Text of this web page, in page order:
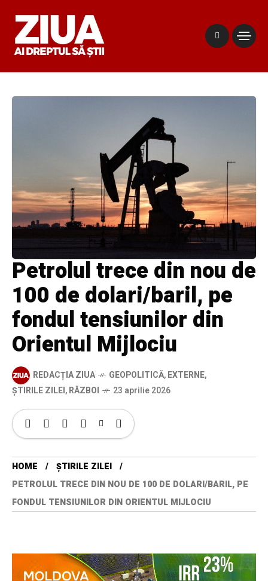
Petrolul trece din nou de
100 de dolari/baril, pe
fondul tensiunilor din
Orientul Mijlociu
REDACȚIA ZIUA GEOPOLITICĂ,EXTERNE,
ȘTIRILE ZILEI,RĂZBOI 23 aprilie 2026
HOME
ȘTIRILE ZILEI
PETROLUL TRECE DIN NOU DE 100 DE DOLARI/BARIL, PE
FONDUL TENSIUNILOR DIN ORIENTUL MIJLOCIU